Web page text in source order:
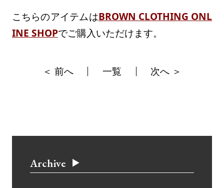
こちらのアイテムはBROWN CLOTHING ONL
INE SHOPでご購入いただけます。
＜ 前へ 一覧 次へ ＞
Archive